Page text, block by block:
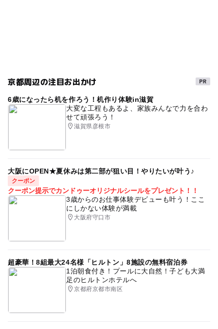
京都周辺の注目お出かけ
6歳になったら机を作ろう！机作り体験in滋賀
大変な工程もあるよ、家族みんなで力を合わ
せて頑張ろう！
滋賀県彦根市
大阪にOPEN★夏休みは第二部が狙い目！やりたいが叶う♪
クーポン
クーポン提示でカンドゥーオリジナルシールをプレゼント！！
3歳からのお仕事体験デビューも叶う！ここ
にしかない体験が満載
大阪府守口市
超豪華！8組最大24名様「ヒルトン」8施設の無料宿泊券
1泊朝食付き！プールに大自然！子ども大満
足のヒルトンホテルへ
京都府京都市南区